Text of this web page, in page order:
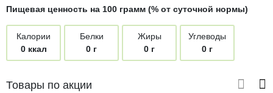
Пищевая ценность на 100 грамм (% от суточной нормы)
Калории
0 ккал
Белки
0 г
Жиры
0 г
Углеводы
0 г
Товары по акции